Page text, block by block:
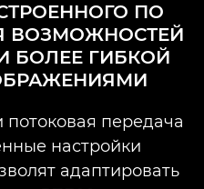
ПО
ВОЗМОЖНОСТЕЙ
БОЛЕЕ ГИБКОЙ
передача
настройки
адаптировать